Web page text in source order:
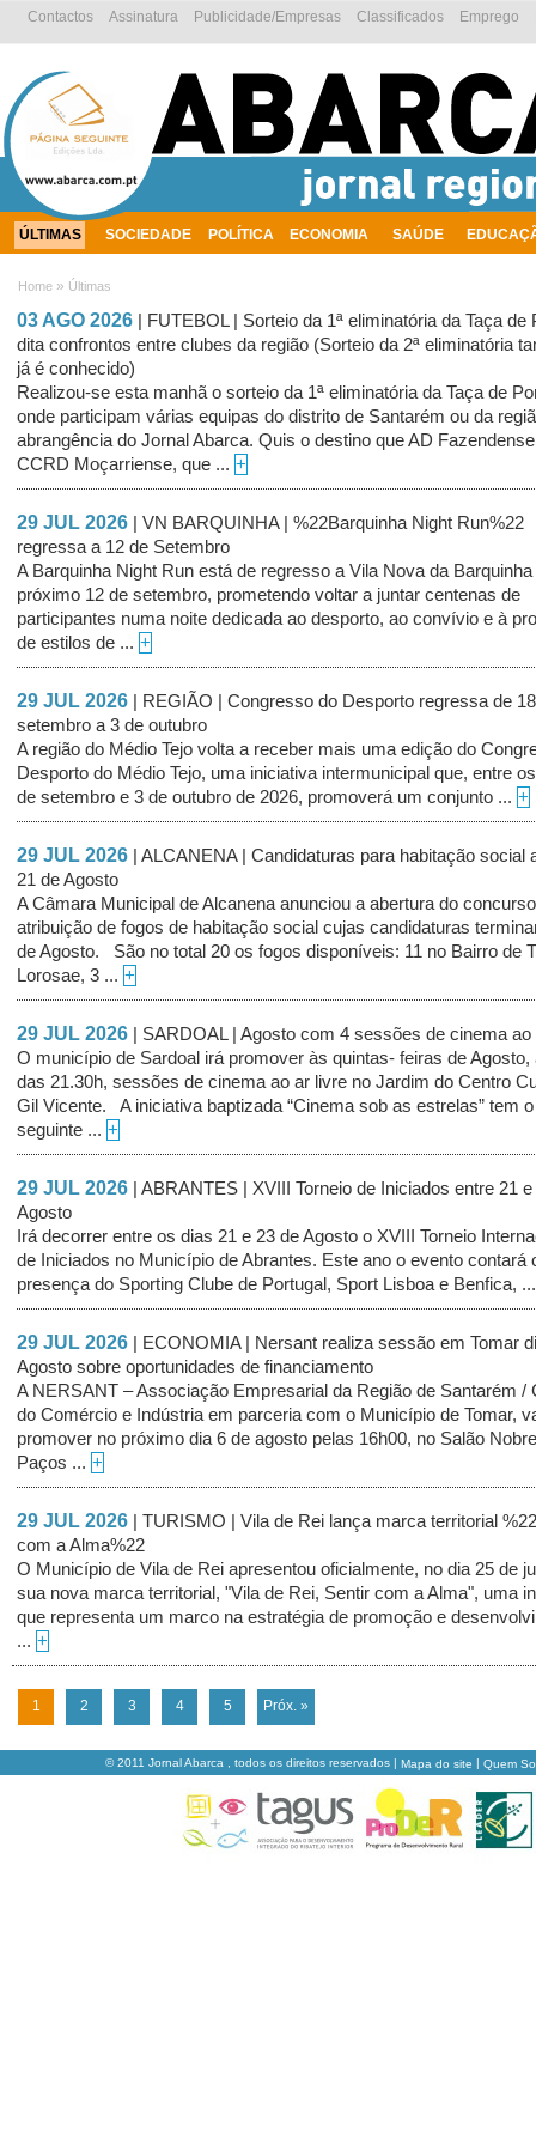
ÚLTIMAS SOCIEDADE POLÍTICA ECONOMIA SAÚDE
Emprego
Classificados
Publicidade/Empresas
Assinatura
Contactos
Home » Últimas
03 AGO 2026
| FUTEBOL | Sorteio da 1ª eliminatória da Taça de
dita confrontos entre clubes da região (Sorteio da 2ª eliminatória
já é conhecido)
Realizou-se esta manhã o sorteio da 1ª eliminatória da Taça de
onde participam várias equipas do distrito de Santarém ou da
abrangência do Jornal Abarca. Quis o destino que AD
CCRD Moçarriense, que ... +
29 JUL 2026
| VN BARQUINHA | %22Barquinha Night Run%22
regressa a 12 de Setembro
A Barquinha Night Run está de regresso a Vila Nova da Barquinha
próximo 12 de setembro, prometendo voltar a juntar centenas de
participantes numa noite dedicada ao desporto, ao convívio e à
de estilos de ... +
29 JUL 2026
| REGIÃO | Congresso do Desporto regressa de
setembro a 3 de outubro
A região do Médio Tejo volta a receber mais uma edição do
Desporto do Médio Tejo, uma iniciativa intermunicipal que, entre
de setembro e 3 de outubro de 2026, promoverá um conjunto ... +
29 JUL 2026
| ALCANENA | Candidaturas para habitação social
21 de Agosto
A Câmara Municipal de Alcanena anunciou a abertura do
atribuição de fogos de habitação social cujas candidaturas
de Agosto. São no total 20 os fogos disponíveis: 11 no Bairro de
Lorosae, 3 ... +
29 JUL 2026
| SARDOAL | Agosto com 4 sessões de cinema ao
O município de Sardoal irá promover às quintas- feiras de Agosto,
das 21.30h, sessões de cinema ao ar livre no Jardim do Centro
Gil Vicente. A iniciativa baptizada “Cinema sob as estrelas” tem o
seguinte ... +
29 JUL 2026
| ABRANTES | XVIII Torneio de Iniciados entre 21
Agosto
Irá decorrer entre os dias 21 e 23 de Agosto o XVIII Torneio
de Iniciados no Município de Abrantes. Este ano o evento contará
presença do Sporting Clube de Portugal, Sport Lisboa e Benfica,
29 JUL 2026
| ECONOMIA | Nersant realiza sessão em Tomar
Agosto sobre oportunidades de financiamento
A NERSANT – Associação Empresarial da Região de Santarém /
do Comércio e Indústria em parceria com o Município de Tomar,
promover no próximo dia 6 de agosto pelas 16h00, no Salão
Paços ... +
29 JUL 2026
| TURISMO | Vila de Rei lança marca territorial
com a Alma%22
O Município de Vila de Rei apresentou oficialmente, no dia 25 de
sua nova marca territorial, "Vila de Rei, Sentir com a Alma", uma
que representa um marco na estratégia de promoção e
... +
1 2 3 4 5 Próx. »
© 2011 Jornal Abarca , todos os direitos reservados | Mapa do site | Quem